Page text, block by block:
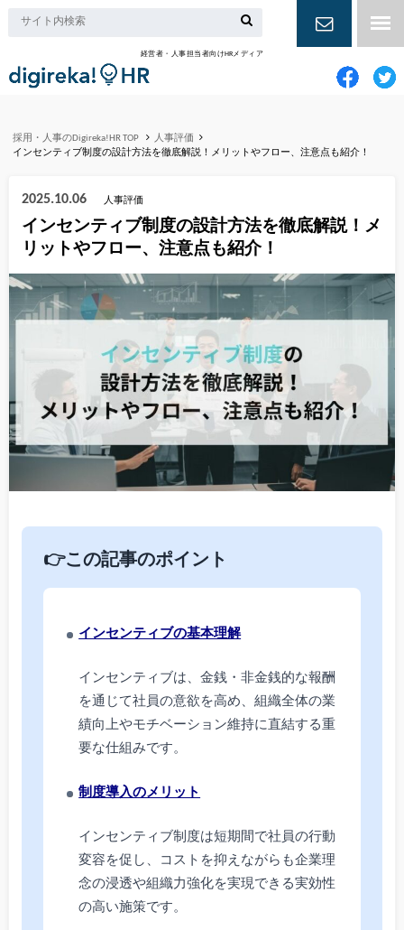
経営者・人事担当者向けHRメディア
お問い合
採用・人事のDigireka!HR TOP
人事評価
インセンティブ制度の設計方法を徹底解説！メリットやフロー、注意点も紹介！
2025.10.06 人事評価
インセンティブ制度の設計方法を徹底解説！メ
リットやフロー、注意点も紹介！
👉この記事のポイント
インセンティブの基本理解
インセンティブは、金銭・非金銭的な報酬
を通じて社員の意欲を高め、組織全体の業
績向上やモチベーション維持に直結する重
要な仕組みです。
制度導入のメリット
インセンティブ制度は短期間で社員の行動
変容を促し、コストを抑えながらも企業理
念の浸透や組織力強化を実現できる実効性
の高い施策です。